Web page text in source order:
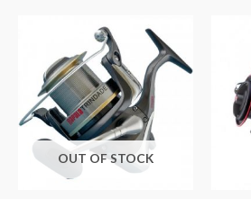
OUT OF STOCK